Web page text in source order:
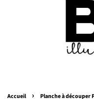
Accueil › Planche à découper